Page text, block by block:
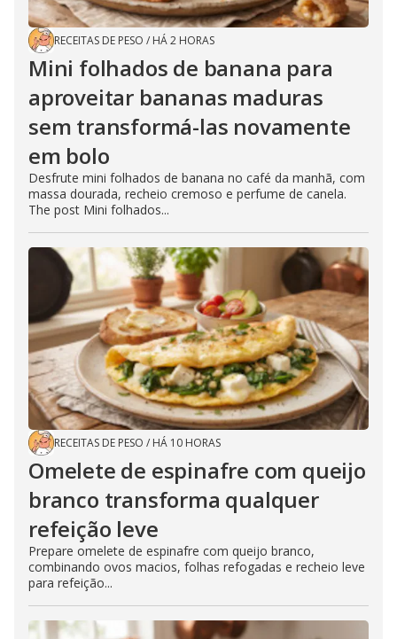
RECEITAS DE PESO / HÁ 2 HORAS
Mini folhados de banana para
aproveitar bananas maduras
sem transformá-las novamente
em bolo
Desfrute mini folhados de banana no café da manhã, com
massa dourada, recheio cremoso e perfume de canela.
The post Mini folhados...
RECEITAS DE PESO / HÁ 10 HORAS
Omelete de espinafre com queijo
branco transforma qualquer
refeição leve
Prepare omelete de espinafre com queijo branco,
combinando ovos macios, folhas refogadas e recheio leve
para refeição...